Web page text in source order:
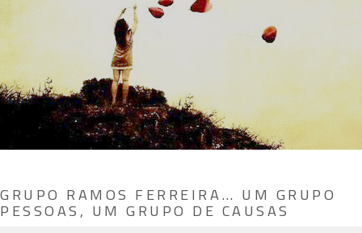
GRUPO RAMOS FERREIRA… UM GRUPO
PESSOAS, UM GRUPO DE CAUSAS